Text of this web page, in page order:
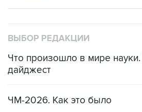
ВЫБОР РЕДАКЦИИ
Что произошло в мире
дайджест
ЧМ-2026. Как это было